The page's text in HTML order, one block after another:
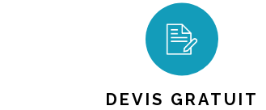
DEVIS GRATUIT